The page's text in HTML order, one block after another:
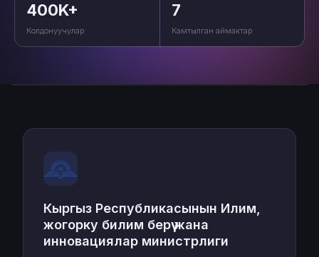
400K+
Колдонуучулар
7
Камтылган аймактар
Кыргыз Республикасынын Илим,
жогорку билим берүү жана
инновациялар министрлиги